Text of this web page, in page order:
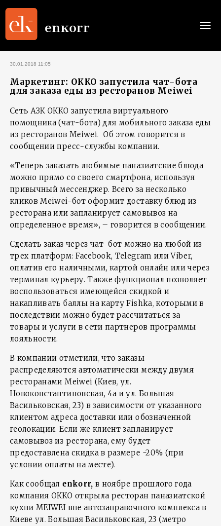
30.01.2018 11:05
Маркетинг: ОККО запустила чат-бота
для заказа еды из ресторанов Meiwei
Сеть АЗК ОККО запустила виртуального
помощника (чат-бота) для мобильного заказа еды
из ресторанов Meiwei. Об этом говорится в
сообщении пресс-службы компании.
«Теперь заказать любимые паназиатские блюда
можно прямо со своего смартфона, используя
привычный мессенджер. Всего за несколько
кликов Meiwei-бот оформит доставку блюд из
ресторана или запланирует самовывоз на
определенное время», – говорится в сообщении.
Сделать заказ через чат-бот можно на любой из
трех платформ: Facebook, Telegram или Viber,
оплатив его наличными, картой онлайн или через
терминал курьеру. Также функционал позволяет
воспользоваться имеющейся скидкой и
накапливать баллы на карту Fishka, которыми в
последствии можно будет рассчитаться за
товары и услуги в сети партнеров программы
лояльности.
В компании отметили, что заказы
распределяются автоматически между двумя
ресторанами Meiwei (Киев, ул.
Новоконстантиновская, 4а и ул. Большая
Васильковская, 23) в зависимости от указанного
клиентом адреса доставки или обозначенной
геолокации. Если же клиент запланирует
самовывоз из ресторана, ему будет
предоставлена скидка в размере -20% (при
условии оплаты на месте).
Как сообщал enkorr,в ноябре прошлого года
компания ОККО открыла ресторан паназиатской
кухни MEIWEI вне автозаправочного комплекса в
Киеве ул. Большая Васильковская, 23 (метро